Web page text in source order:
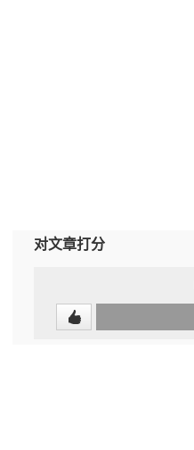
对文章打分